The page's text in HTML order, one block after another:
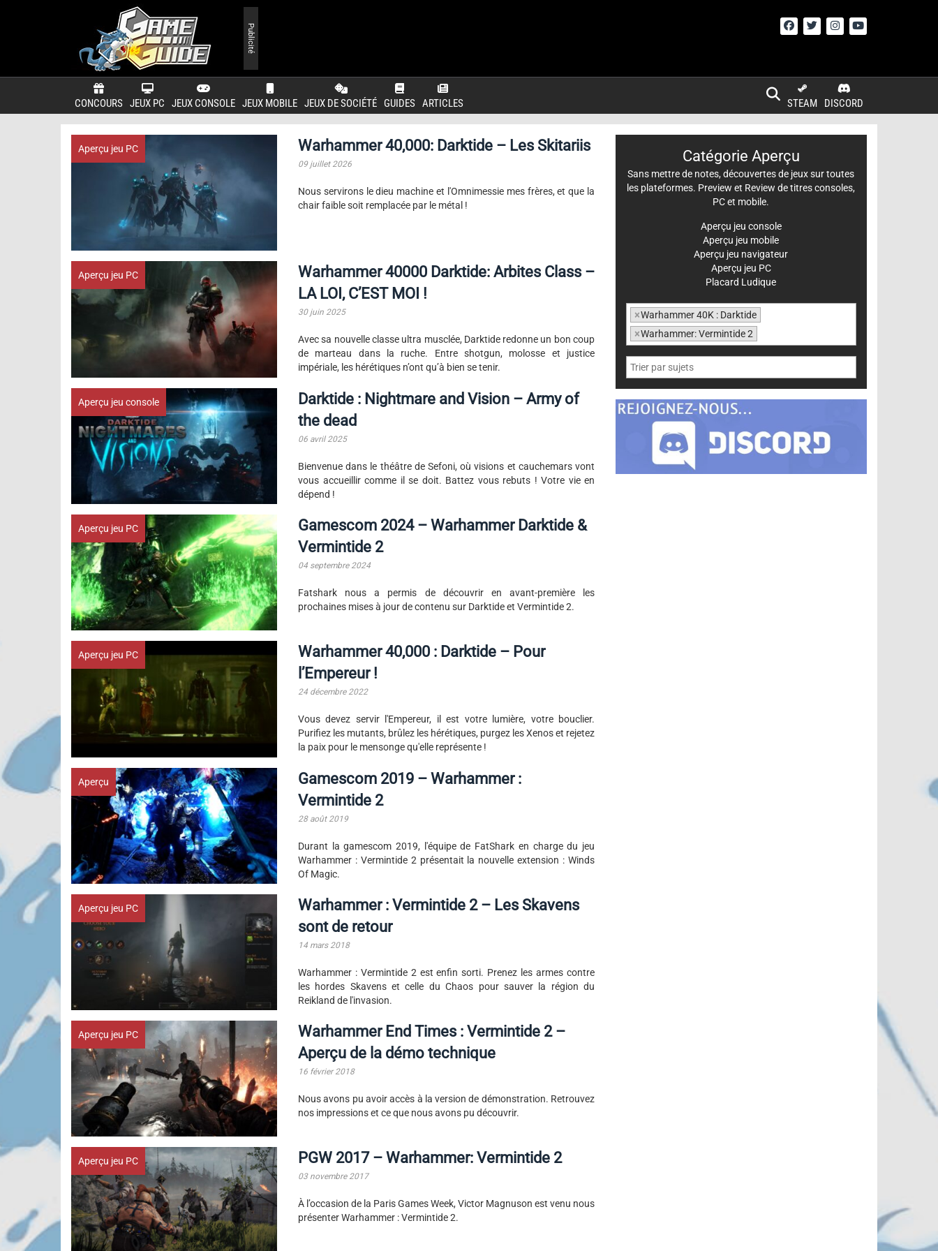
CONCOURS JEUX PC JEUX CONSOLE JEUX MOBILE JEUX DE SOCIÉTÉ GUIDES ARTICLES DISCORD
STEAM
Publicité
Aperçu jeu PC Warhammer 40,000: Darktide – Les Skitariis
09 juillet 2026
Nous servirons le dieu machine et l'Omnimessie mes frères, et que la
chair faible soit remplacée par le métal !
Aperçu jeu PC
Warhammer 40000 Darktide: Arbites Class –
LA LOI, C’EST MOI !
30 juin 2025
Avec sa nouvelle classe ultra musclée, Darktide redonne un bon coup
de marteau dans la ruche. Entre shotgun, molosse et justice
impériale, les hérétiques n’ont qu’à bien se tenir.
Aperçu jeu console
Darktide : Nightmare and Vision – Army of
the dead
06 avril 2025
Bienvenue dans le théâtre de Sefoni, où visions et cauchemars vont
vous accueillir comme il se doit. Battez vous rebuts ! Votre vie en
dépend !
Aperçu jeu PC
Gamescom 2024 – Warhammer Darktide &
Vermintide 2
04 septembre 2024
Fatshark nous a permis de découvrir en avant-première les
prochaines mises à jour de contenu sur Darktide et Vermintide 2.
Aperçu jeu PC
Warhammer 40,000 : Darktide – Pour
l’Empereur !
24 décembre 2022
Vous devez servir l'Empereur, il est votre lumière, votre bouclier.
Purifiez les mutants, brûlez les hérétiques, purgez les Xenos et rejetez
la paix pour le mensonge qu'elle représente !
Aperçu
Gamescom 2019 – Warhammer :
Vermintide 2
28 août 2019
Durant la gamescom 2019, l'équipe de FatShark en charge du jeu
Warhammer : Vermintide 2 présentait la nouvelle extension : Winds
Of Magic.
Aperçu jeu PC
Warhammer : Vermintide 2 – Les Skavens
sont de retour
14 mars 2018
Warhammer : Vermintide 2 est enfin sorti. Prenez les armes contre
les hordes Skavens et celle du Chaos pour sauver la région du
Reikland de l'invasion.
Aperçu jeu PC
Warhammer End Times : Vermintide 2 –
Aperçu de la démo technique
16 février 2018
Nous avons pu avoir accès à la version de démonstration. Retrouvez
nos impressions et ce que nous avons pu découvrir.
Aperçu jeu PC PGW 2017 – Warhammer: Vermintide 2
03 novembre 2017
À l’occasion de la Paris Games Week, Victor Magnuson est venu nous
présenter Warhammer : Vermintide 2.
Catégorie Aperçu
Sans mettre de notes, découvertes de jeux sur toutes
les plateformes. Preview et Review de titres consoles,
PC et mobile.
Aperçu jeu console
Aperçu jeu mobile
Aperçu jeu navigateur
Aperçu jeu PC
Placard Ludique
×Warhammer 40K : Darktide
×Warhammer: Vermintide 2